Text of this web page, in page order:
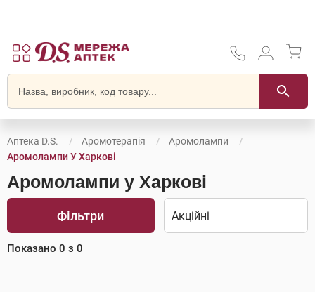
Аптека D.S. Аромотерапія
Аромолампи
Аромолампи У Харкові
Аромолампи у Харкові
Фільтри
Показано 0 з 0